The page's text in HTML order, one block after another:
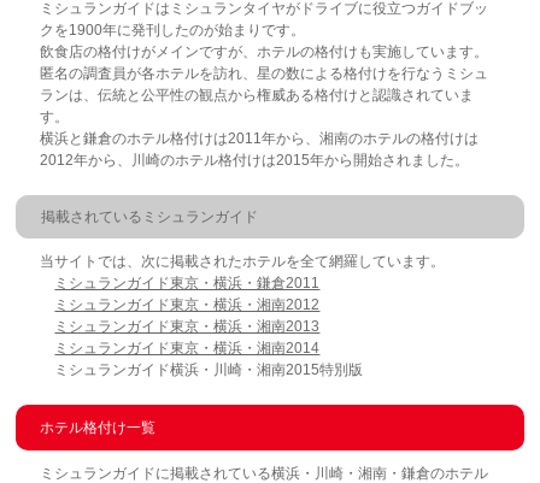
ミシュランガイドはミシュランタイヤがドライブに役立つガイドブッ
クを1900年に発刊したのが始まりです。
飲食店の格付けがメインですが、ホテルの格付けも実施しています。
匿名の調査員が各ホテルを訪れ、星の数による格付けを行なうミシュ
ランは、伝統と公平性の観点から権威ある格付けと認識されていま
す。
横浜と鎌倉のホテル格付けは2011年から、湘南のホテルの格付けは
2012年から、川崎のホテル格付けは2015年から開始されました。
掲載されているミシュランガイド
当サイトでは、次に掲載されたホテルを全て網羅しています。
ミシュランガイド東京・横浜・鎌倉2011
ミシュランガイド東京・横浜・湘南2012
ミシュランガイド東京・横浜・湘南2013
ミシュランガイド東京・横浜・湘南2014
ミシュランガイド横浜・川崎・湘南2015特別版
ホテル格付け一覧
ミシュランガイドに掲載されている横浜・川崎・湘南・鎌倉のホテル